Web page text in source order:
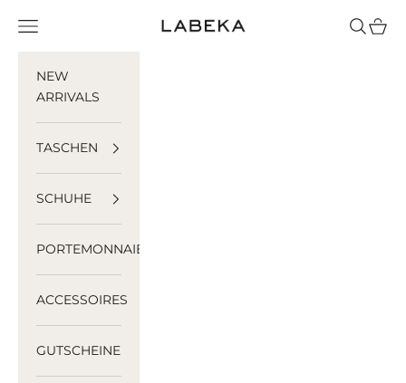
LABEKA
Menü Suchen
NEW
ARRIVALS
TASCHEN
SCHUHE
PORTEMONNAIES
ACCESSOIRES
GUTSCHEINE